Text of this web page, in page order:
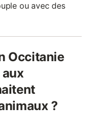
ou avec des
Occitanie
?